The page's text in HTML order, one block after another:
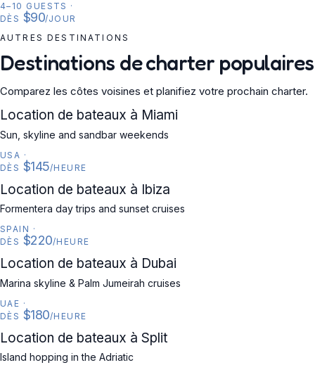
4–10 GUESTS ·
DÈS $90/JOUR
AUTRES DESTINATIONS
Destinations de charter populaires
Comparez les côtes voisines et planifiez votre prochain charter.
USA
Location de bateaux à Miami
Sun, skyline and sandbar weekends
USA ·
DÈS $145/HEURE
SPAIN
Location de bateaux à Ibiza
Formentera day trips and sunset cruises
SPAIN ·
DÈS $220/HEURE
UAE
Location de bateaux à Dubai
Marina skyline & Palm Jumeirah cruises
UAE ·
DÈS $180/HEURE
CROATIA
Location de bateaux à Split
Island hopping in the Adriatic